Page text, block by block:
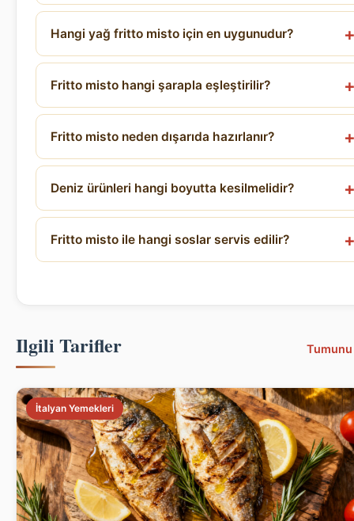
Hangi yağ fritto misto için en uygunudur?
Fritto misto hangi şarapla eşleştirilir?
Fritto misto neden dışarıda hazırlanır?
Deniz ürünleri hangi boyutta kesilmelidir?
Fritto misto ile hangi soslar servis edilir?
Ilgili Tarifler
İtalyan Yemekleri